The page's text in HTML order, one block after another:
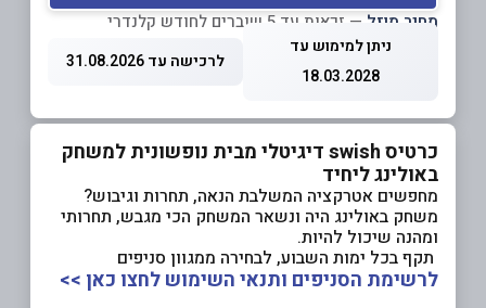
מחיר מוזל — זכאות עד 5 שוברים לחודש קלנדרי
ניתן למימוש עד
18.03.2028
לרכישה עד 31.08.2026
כרטיס swish דיגיטלי מבית נופשונית למשחק
באולינג ליחיד
מחפשים אטרקציה המשלבת הנאה, תחרות וגיבוש?
משחק באולינג היה ונשאר המשחק הכי מגבש, תחרותי
ומהנה שיכול להיות.
תקף בכל ימות השבוע, לבחירה ממגוון סניפים
לרשימת הסניפים ותנאי השימוש לחצו כאן >>